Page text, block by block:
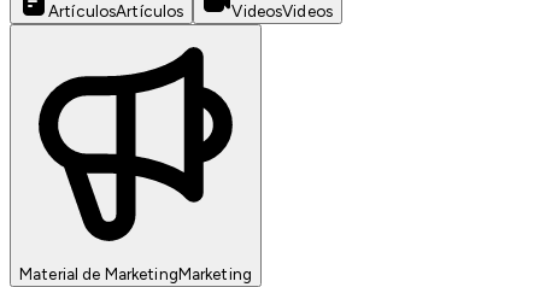
ArtículosArtículos VideosVideos
Material de MarketingMarketing